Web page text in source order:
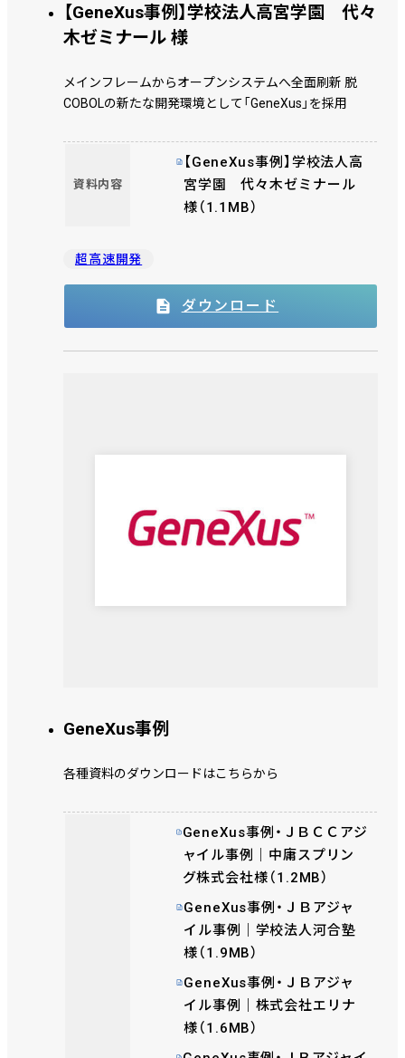
【GeneXus事例】学校法人高宮学園 代々
木ゼミナール 様
メインフレームからオープンシステムへ全面刷新 脱
COBOLの新たな開発環境として「GeneXus」を採用
資料内容
【GeneXus事例】学校法人高
宮学園 代々木ゼミナール
様（1.1MB）
超高速開発
ダウンロード
GeneXus事例
各種資料のダウンロードはこちらから
GeneXus事例・ＪＢＣＣアジ
ャイル事例｜中庸スプリン
グ株式会社様（1.2MB）
GeneXus事例・ＪＢアジャ
イル事例｜学校法人河合塾
様（1.9MB）
GeneXus事例・ＪＢアジャ
イル事例｜株式会社エリナ
様（1.6MB）